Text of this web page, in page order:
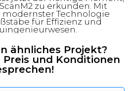
zu erkunden. Mit
Technologie
für Effizienz und
ähnliches Projekt?
Preis und Konditionen